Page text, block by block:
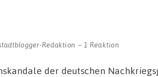
Redaktion 1 Reaktion
der deutschen